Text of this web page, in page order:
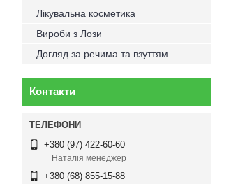
Лікувальна косметика
Вироби з Лози
Догляд за речима та взуттям
Контакти
+380 (97) 422-60-60
Наталія менеджер
+380 (68) 855-15-88